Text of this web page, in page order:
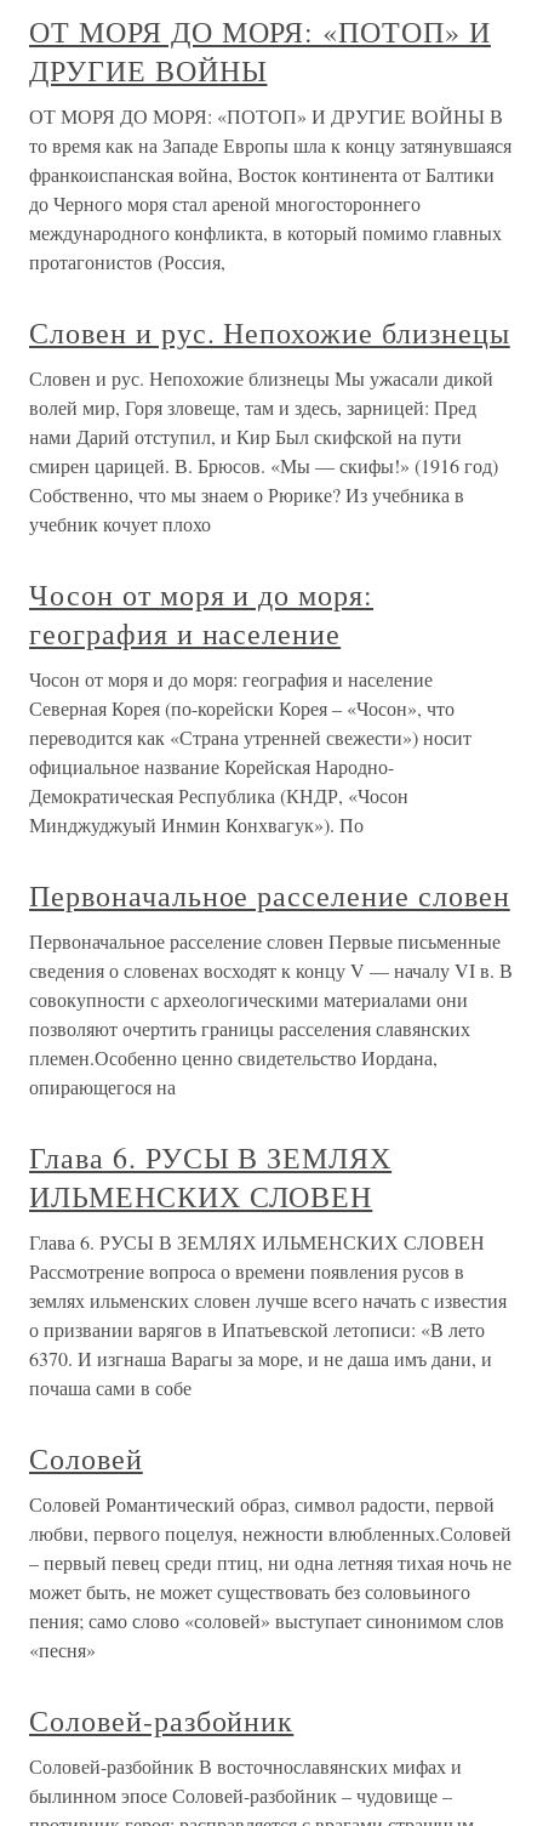
ОТ МОРЯ ДО МОРЯ: «ПОТОП» И
ДРУГИЕ ВОЙНЫ
ОТ МОРЯ ДО МОРЯ: «ПОТОП» И ДРУГИЕ ВОЙНЫ В
то время как на Западе Европы шла к концу затянувшаяся
франкоиспанская война, Восток континента от Балтики
до Черного моря стал ареной многостороннего
международного конфликта, в который помимо главных
протагонистов (Россия,
Словен и рус. Непохожие близнецы
Словен и рус. Непохожие близнецы Мы ужасали дикой
волей мир, Горя зловеще, там и здесь, зарницей: Пред
нами Дарий отступил, и Кир Был скифской на пути
смирен царицей. В. Брюсов. «Мы — скифы!» (1916 год)
Собственно, что мы знаем о Рюрике? Из учебника в
учебник кочует плохо
Чосон от моря и до моря:
география и население
Чосон от моря и до моря: география и население
Северная Корея (по-корейски Корея – «Чосон», что
переводится как «Страна утренней свежести») носит
официальное название Корейская Народно-
Демократическая Республика (КНДР, «Чосон
Минджуджуый Инмин Конхвагук»). По
Первоначальное расселение словен
Первоначальное расселение словен Первые письменные
сведения о словенах восходят к концу V — началу VI в. В
совокупности с археологическими материалами они
позволяют очертить границы расселения славянских
племен.Особенно ценно свидетельство Иордана,
опирающегося на
Глава 6. РУСЫ В ЗЕМЛЯХ
ИЛЬМЕНСКИХ СЛОВЕН
Глава 6. РУСЫ В ЗЕМЛЯХ ИЛЬМЕНСКИХ СЛОВЕН
Рассмотрение вопроса о времени появления русов в
землях ильменских словен лучше всего начать с известия
о призвании варягов в Ипатьевской летописи: «В лето
6370. И изгнаша Варагы за море, и не даша имъ дани, и
почаша сами в собе
Соловей
Соловей Романтический образ, символ радости, первой
любви, первого поцелуя, нежности влюбленных.Соловей
– первый певец среди птиц, ни одна летняя тихая ночь не
может быть, не может существовать без соловьиного
пения; само слово «соловей» выступает синонимом слов
«песня»
Соловей-разбойник
Соловей-разбойник В восточнославянских мифах и
былинном эпосе Соловей-разбойник – чудовище –